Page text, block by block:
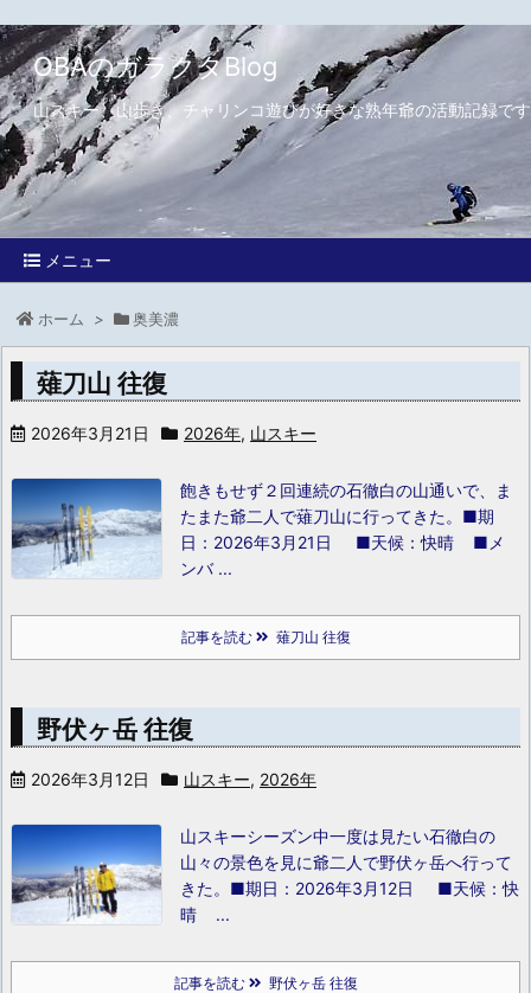
OBAのガラクタBlog
山スキー、山歩き、チャリンコ遊びが好きな熟年爺の活動記録です
メニュー
ホーム > 奥美濃
薙刀山 往復
2026年3月21日 2026年, 山スキー
飽きもせず２回連続の石徹白の山通いで、ま
たまた爺二人で薙刀山に行ってきた。 ■期
日：2026年3月21日 ■天候：快晴 ■メ
ンバ ...
記事を読む 薙刀山 往復
野伏ヶ岳 往復
2026年3月12日 山スキー, 2026年
山スキーシーズン中一度は見たい石徹白の
山々の景色を見に爺二人で野伏ヶ岳へ行って
きた。 ■期日：2026年3月12日 ■天候：快
晴 ...
記事を読む 野伏ヶ岳 往復